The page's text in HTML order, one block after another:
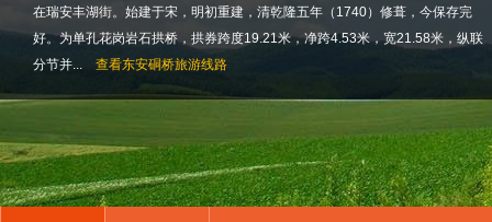
在瑞安丰湖街。始建于宋，明初重建，清乾隆五年（1740）修葺，今保存完
好。为单孔花岗岩石拱桥，拱券跨度19.21米，净跨4.53米，宽21.58米，纵联
分节并...
查看东安硐桥旅游线路